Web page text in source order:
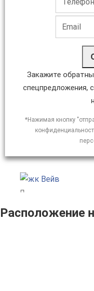
Закажите
спецпредложения,
*Нажимая кнопку
Расположение